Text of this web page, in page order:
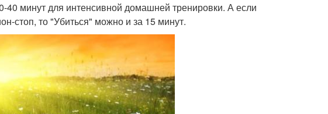
минут для интенсивной домашней тренировки. А если
стоп, то "Убиться" можно и за 15 минут.